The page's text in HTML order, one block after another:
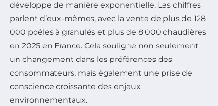
développe de manière exponentielle. Les chiffres
parlent d’eux-mêmes, avec la vente de plus de 128
000 poêles à granulés et plus de 8 000 chaudières
en 2025 en France. Cela souligne non seulement
un changement dans les préférences des
consommateurs, mais également une prise de
conscience croissante des enjeux
environnementaux.